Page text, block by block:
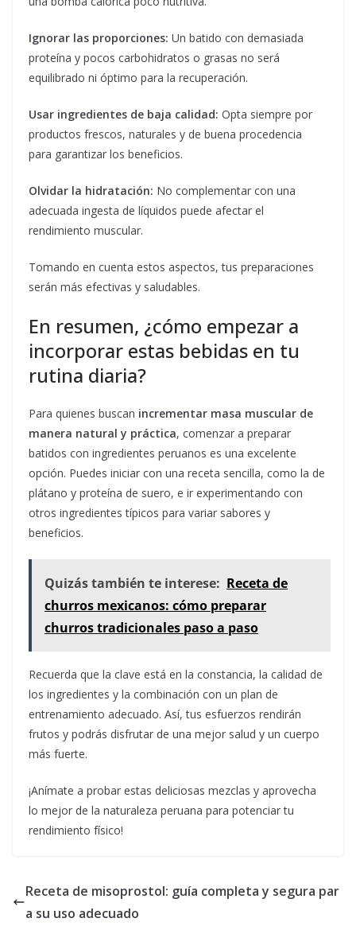
Ignorar las proporciones: Un batido con demasiada
proteína y pocos carbohidratos o grasas no será
equilibrado ni óptimo para la recuperación.
Usar ingredientes de baja calidad: Opta siempre por
productos frescos, naturales y de buena procedencia
para garantizar los beneficios.
Olvidar la hidratación: No complementar con una
adecuada ingesta de líquidos puede afectar el
rendimiento muscular.
Tomando en cuenta estos aspectos, tus preparaciones
serán más efectivas y saludables.
En resumen, ¿cómo empezar a
incorporar estas bebidas en tu
rutina diaria?
Para quienes buscan incrementar masa muscular de
manera natural y práctica, comenzar a preparar
batidos con ingredientes peruanos es una excelente
opción. Puedes iniciar con una receta sencilla, como la de
plátano y proteína de suero, e ir experimentando con
otros ingredientes típicos para variar sabores y
beneficios.
Quizás también te interese: Receta de
churros mexicanos: cómo preparar
churros tradicionales paso a paso
Recuerda que la clave está en la constancia, la calidad de
los ingredientes y la combinación con un plan de
entrenamiento adecuado. Así, tus esfuerzos rendirán
frutos y podrás disfrutar de una mejor salud y un cuerpo
más fuerte.
¡Anímate a probar estas deliciosas mezclas y aprovecha
lo mejor de la naturaleza peruana para potenciar tu
rendimiento físico!
Receta de misoprostol: guía completa y segura par
a su uso adecuado